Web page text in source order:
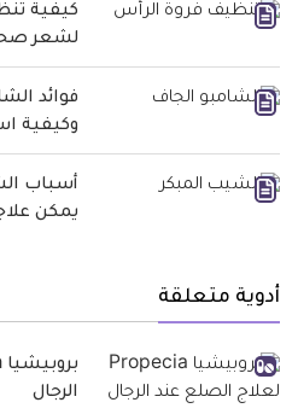
كيفية
لشعر
فوائد
وكيفية
أسباب
يمكن
أدوية متعلقة
الرجال